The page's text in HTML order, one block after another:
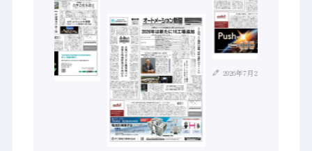
2026年7月21日